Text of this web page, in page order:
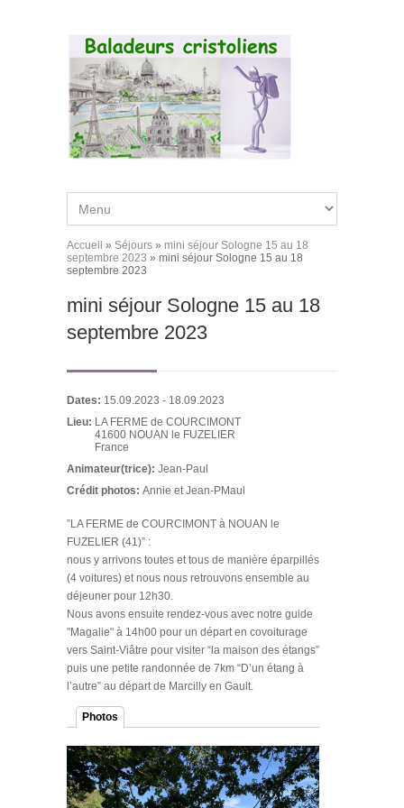
Vous êtes ici
Accueil » Séjours » mini séjour Sologne 15 au 18
septembre 2023 » mini séjour Sologne 15 au 18
septembre 2023
mini séjour Sologne 15 au 18
septembre 2023
Dates: 15.09.2023 - 18.09.2023
Lieu: LA FERME de COURCIMONT
41600 NOUAN le FUZELIER
France
Animateur(trice): Jean-Paul
Crédit photos: Annie et Jean-PMaul
”LA FERME de COURCIMONT à NOUAN le
FUZELIER (41)” :
nous y arrivons toutes et tous de manière éparpillés
(4 voitures) et nous nous retrouvons ensemble au
déjeuner pour 12h30.
Nous avons ensuite rendez-vous avec notre guide
"Magalie" à 14h00 pour un départ en covoiturage
vers Saint-Viâtre pour visiter “la maison des étangs”
puis une petite randonnée de 7km “D’un étang à
l’autre” au départ de Marcilly en Gault.
Photos